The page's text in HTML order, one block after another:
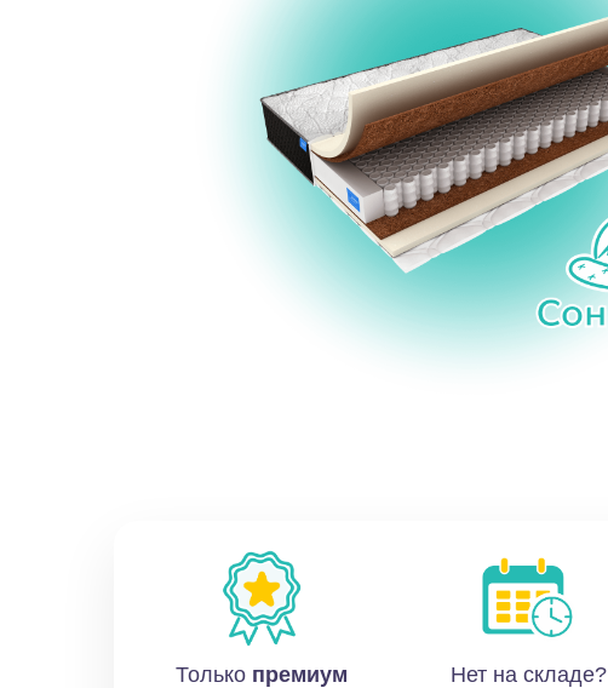
Только премиум
Нет на складе?